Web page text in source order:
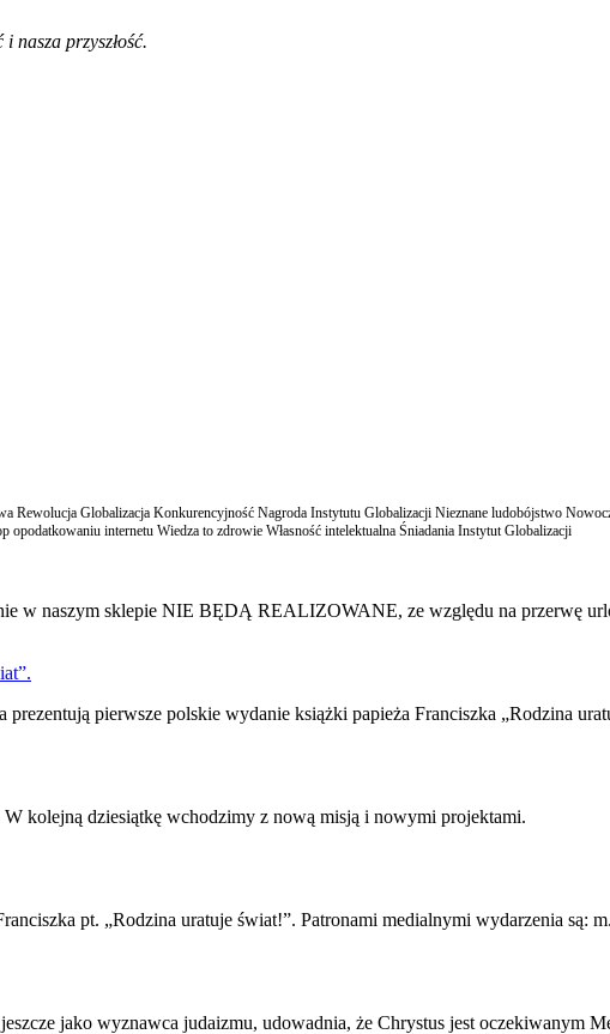
nasza przyszłość.
Rewolucja Globalizacja Konkurencyjność Nagroda Instytutu Globalizacji Nieznane ludobójstwo
internetu Wiedza to zdrowie Własność intelektualna Śniadania Instytut Globalizacji
w naszym sklepie NIE BĘDĄ REALIZOWANE, ze względu na przerwę
pierwsze polskie wydanie książki papieża Franciszka „Rodzina
kolejną dziesiątkę wchodzimy z nową misją i nowymi projektami.
pt. „Rodzina uratuje świat!”. Patronami medialnymi wydarzenia są:
jako wyznawca judaizmu, udowadnia, że Chrystus jest oczekiwanym